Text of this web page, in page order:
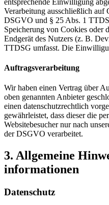
Verarbeitung ausschließlich
DSGVO und § 25 Abs. 1
Speicherung von Cookies
Endgerät des Nutzers (z. B.
TTDSG umfasst. Die
Auftragsverarbeitung
Wir haben einen Vertrag über
oben genannten Anbieter
einen datenschutzrechtlich
gewährleistet, dass dieser die
Websitebesucher nur nach
der DSGVO verarbeitet.
3. Allgemeine
informationen
Datenschutz